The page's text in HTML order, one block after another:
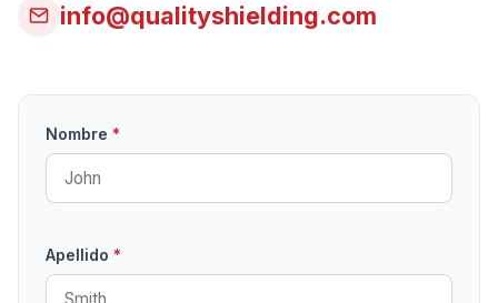
info@qualityshielding.com
Nombre *
Apellido *